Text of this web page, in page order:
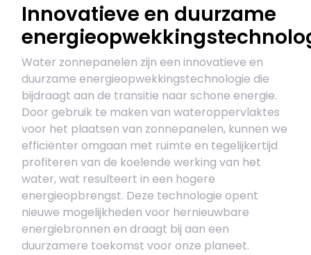
Innovatieve en duurzame
Water zonnepanelen zijn een innovatieve en
duurzame energieopwekkingstechnologie die
bijdraagt aan de transitie naar schone energie.
Door gebruik te maken van wateroppervlaktes
voor het plaatsen van zonnepanelen, kunnen we
efficiënter omgaan met ruimte en tegelijkertijd
profiteren van de koelende werking van het
water, wat resulteert in een hogere
energieopbrengst. Deze technologie opent
nieuwe mogelijkheden voor hernieuwbare
energiebronnen en draagt bij aan een
duurzamere toekomst voor onze planeet.